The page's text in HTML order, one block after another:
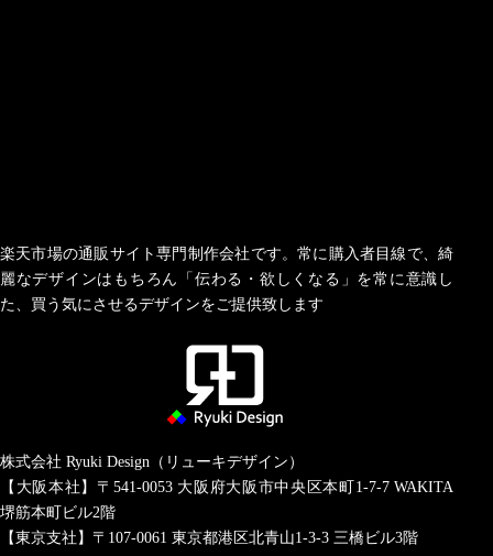
楽天市場の通販サイト専門制作会社です。常に購入者目線で、綺
麗なデザインはもちろん「伝わる・欲しくなる」を常に意識し
た、買う気にさせるデザインをご提供致します
株式会社 Ryuki Design（リューキデザイン）
【大阪本社】〒541-0053大阪府大阪市中央区本町1-7-7 WAKITA
堺筋本町ビル2階
【東京支社】〒107-0061 東京都港区北青山1-3-3 三橋ビル3階